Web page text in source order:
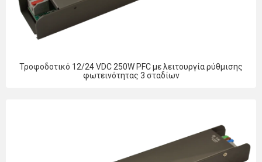
Τροφοδοτικό 12/24 VDC 250W PFC με λειτουργία ρύθμισης
φωτεινότητας 3 σταδίων